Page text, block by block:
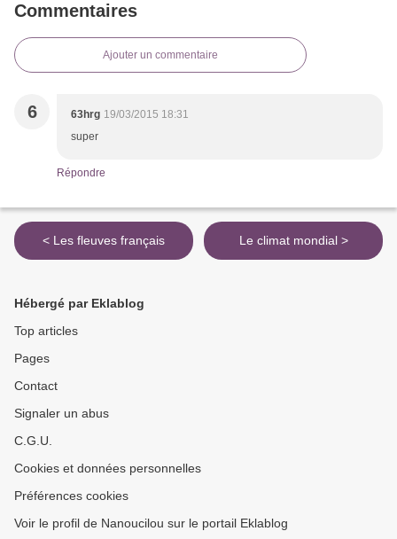
Commentaires
Ajouter un commentaire
6 63hrg 19/03/2015 18:31
super
Répondre
< Les fleuves français Le climat mondial >
Hébergé par Eklablog
Top articles
Pages
Contact
Signaler un abus
C.G.U.
Cookies et données personnelles
Préférences cookies
Voir le profil de Nanoucilou sur le portail Eklablog